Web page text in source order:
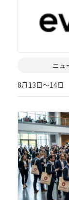
ニュ
8月13日～14日